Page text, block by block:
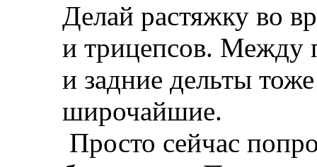
Делай растяжку во
и трицепсов. Между
и задние дельты
широчайшие.
Просто сейчас